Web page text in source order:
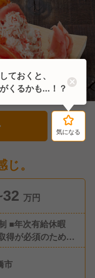
気になる
。
万円
■年次有給休暇
得が必須のため、
す） ■夏季休暇
弔休暇 ■8連休
市
気になる
ておくと、
がくるかも...！？